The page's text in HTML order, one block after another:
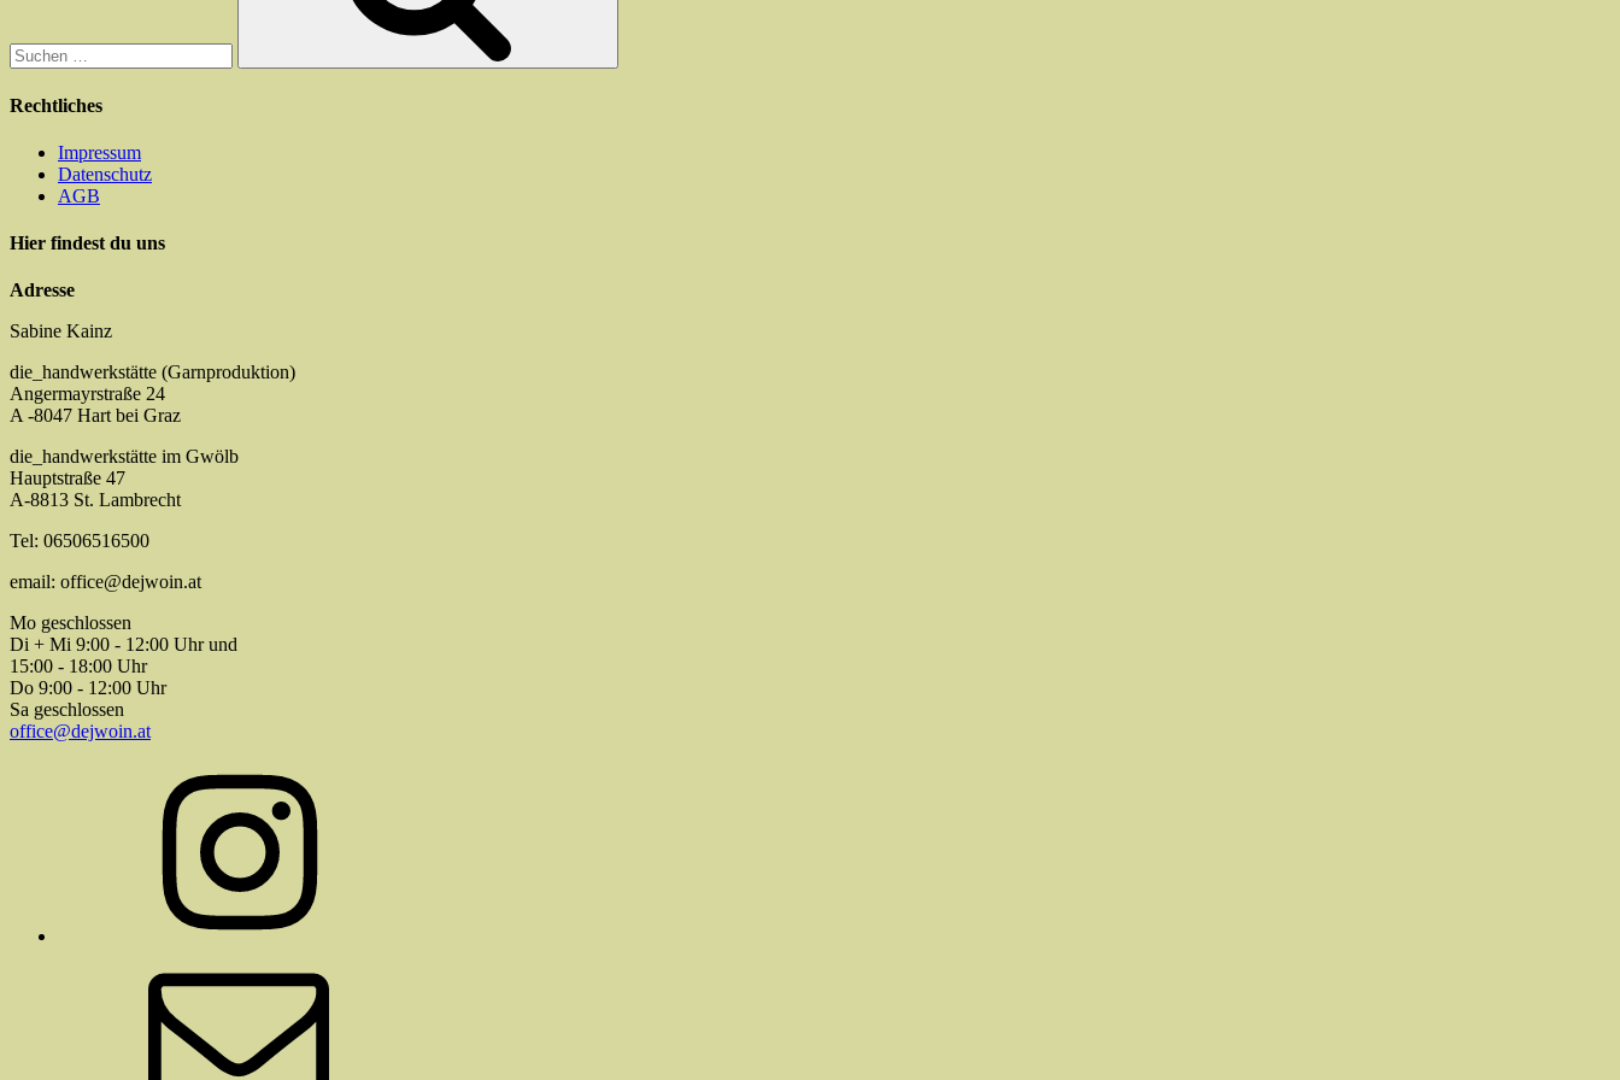
Rechtliches
Impressum
Datenschutz
AGB
Hier findest du uns
Adresse
Sabine Kainz
die_handwerkstätte (Garnproduktion)
Angermayrstraße 24
A -8047 Hart bei Graz
die_handwerkstätte im Gwölb
Hauptstraße 47
A-8813 St. Lambrecht
Tel: 06506516500
email: office@dejwoin.at
Mo geschlossen
Di + Mi 9:00 - 12:00 Uhr und
15:00 - 18:00 Uhr
Do 9:00 - 12:00 Uhr
Sa geschlossen
office@dejwoin.at